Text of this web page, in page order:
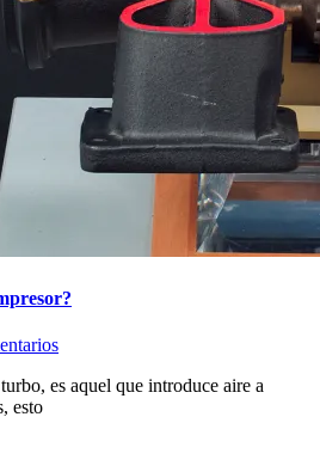
es aquel que introduce aire a
esto